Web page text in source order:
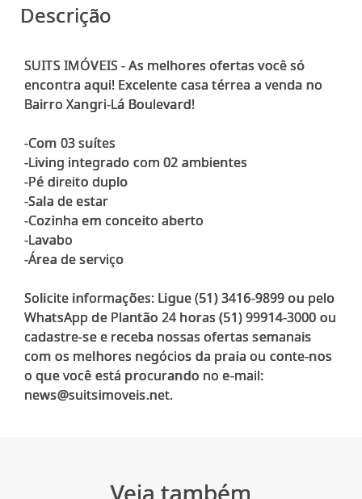
Descrição
SUITS IMÓVEIS - As melhores ofertas você só
encontra aqui! Excelente casa térrea a venda no
Bairro Xangri-Lá Boulevard!
-Com 03 suítes
-Living integrado com 02 ambientes
-Pé direito duplo
-Sala de estar
-Cozinha em conceito aberto
-Lavabo
-Área de serviço
Solicite informações: Ligue (51) 3416-9899 ou pelo
WhatsApp de Plantão 24 horas (51) 99914-3000 ou
cadastre-se e receba nossas ofertas semanais
com os melhores negócios da praia ou conte-nos
o que você está procurando no e-mail:
Veja também